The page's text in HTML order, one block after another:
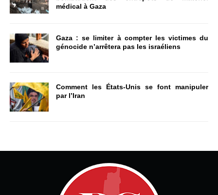
médical à Gaza
Gaza : se limiter à compter les victimes du
génocide n’arrêtera pas les israéliens
Comment les États-Unis se font manipuler
par l’Iran